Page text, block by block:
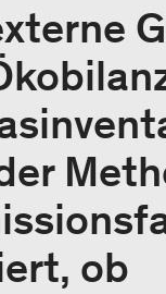
ob